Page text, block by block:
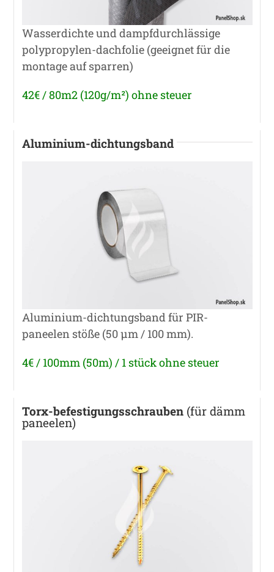
Wasserdichte und dampfdurchlässige
polypropylen-dachfolie (geeignet für die
montage auf sparren)
42€ / 80m2 (120g/m²) ohne steuer
Aluminium-dichtungsband
Aluminium-dichtungsband für PIR-
paneelen stöße (50 μm / 100 mm).
4€ / 100mm (50m) / 1 stück ohne steuer
Torx-befestigungsschrauben(für dämm
paneelen)